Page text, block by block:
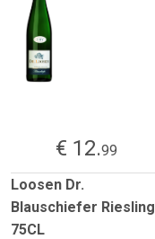
€ 12.99
Loosen Dr.
Blauschiefer Riesling
75CL